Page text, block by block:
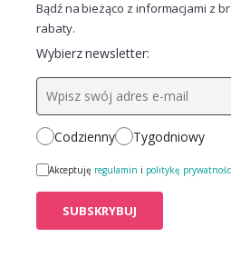
Bądź na bieżąco z informacjami z
rabaty.
Wybierz newsletter:
Codzienny Tygodniowy
Akceptuję regulamin i politykę